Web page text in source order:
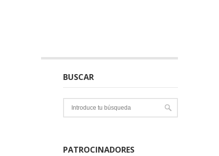
BUSCAR
PATROCINADORES